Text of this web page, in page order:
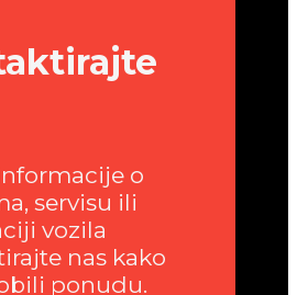
o
servisu ili
vozila
nas kako
ponudu.